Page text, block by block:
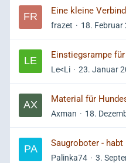
Eine kleine
frazet 18. Februar
Einstiegsrampe
Le<Li 23. Januar
Material für
Axman 18.
Saugroboter -
Palinka74 3.